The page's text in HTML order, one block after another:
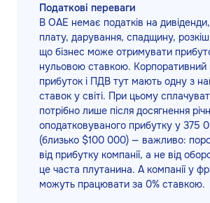
Податкові переваги
В ОАЕ немає податків на
плату, дарування, спадщину,
що бізнес може отримувати
нульовою ставкою. Корпоративний
прибуток і ПДВ тут мають одну з
ставок у світі. При цьому
потрібно лише після досягнення
оподатковуваного прибутку у 375
(близько $100 000) — важливо:
від прибутку компанії, а не від
це часта плутанина. А компанії у
можуть працювати за 0% ставкою.